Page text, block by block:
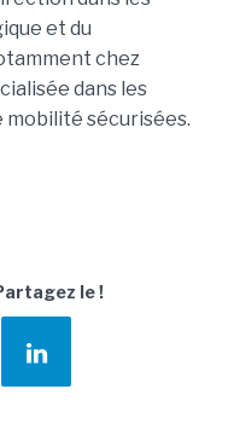
et du
chez
dans les
sécurisées.
le !